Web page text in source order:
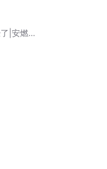
|安燃穿
声小